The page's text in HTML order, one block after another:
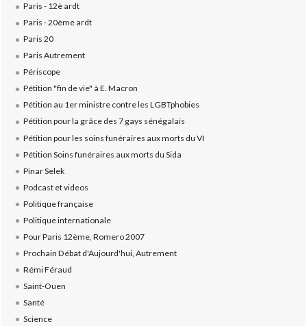
Paris - 12è ardt
Paris - 20ème ardt
Paris 20
Paris Autrement
Périscope
Pétition "fin de vie" à E. Macron
Pétition au 1er ministre contre les LGBTphobies
Pétition pour la grâce des 7 gays sénégalais
Pétition pour les soins funéraires aux morts du VI
Pétition Soins funéraires aux morts du Sida
Pinar Selek
Podcast et videos
Politique française
Politique internationale
Pour Paris 12ème, Romero 2007
Prochain Débat d'Aujourd'hui, Autrement
Rémi Féraud
Saint-Ouen
Santé
Science